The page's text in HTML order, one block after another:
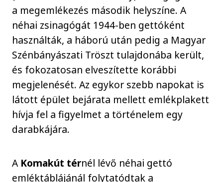
a megemlékezés második helyszíne. A
néhai zsinagógát 1944-ben gettóként
használták, a háború után pedig a Magyar
Szénbányászati Tröszt tulajdonába került,
és fokozatosan elveszítette korábbi
megjelenését. Az egykor szebb napokat is
látott épület bejárata mellett emlékplakett
hívja fel a figyelmet a történelem egy
darabkájára.
AKomakút térnél lévő néhai gettó
emléktáblájánál folytatódtak a